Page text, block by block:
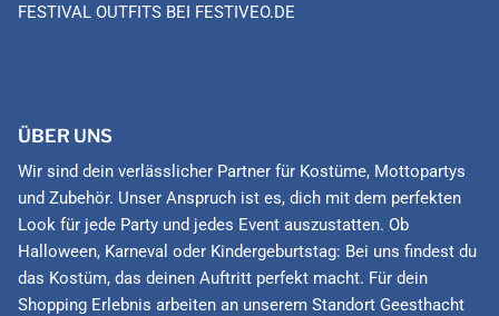
FESTIVAL OUTFITS BEI FESTIVEO.DE
ÜBER UNS
Wir sind dein verlässlicher Partner für Kostüme, Mottopartys
und Zubehör. Unser Anspruch ist es, dich mit dem perfekten
Look für jede Party und jedes Event auszustatten. Ob
Halloween, Karneval oder Kindergeburtstag: Bei uns findest du
das Kostüm, das deinen Auftritt perfekt macht. Für dein
Shopping Erlebnis arbeiten an unserem Standort Geesthacht